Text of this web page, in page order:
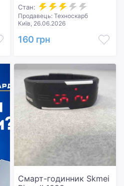
Стан:
Продавець: Техноскарб
Київ, 26.06.2026
160 грн
Смарт-годинник Skmei